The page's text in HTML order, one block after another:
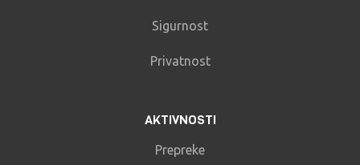
Sigurnost
Privatnost
AKTIVNOSTI
Prepreke